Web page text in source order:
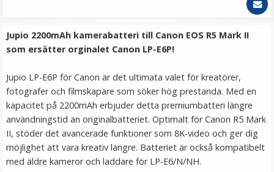
JJC rengöringskit 4-i-1 för kamera och objektiv
149 kr
LÄGG I VARUKORG
Jupio 2200mAh kamerabatteri till Canon EOS R5 Mark II
som ersätter orginalet Canon LP-E6P!
Jupio LP-E6P för Canon är det ultimata valet för kreatörer,
fotografer och filmskapare som söker hög prestanda. Med en
kapacitet på 2200mAh erbjuder detta premiumbatteri längre
användningstid än originalbatteriet. Optimalt för Canon R5 Mark
II, stöder det avancerade funktioner som 8K-video och ger dig
möjlighet att vara kreativ längre. Batteriet är också kompatibelt
med äldre kameror och laddare för LP-E6/N/NH.